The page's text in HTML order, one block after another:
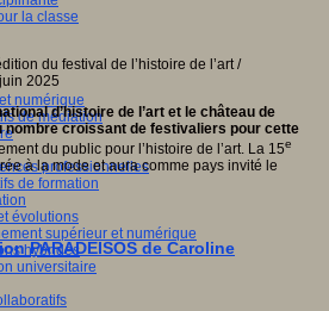
la classe
numérique
de médiation
professionnelles
de formation
évolutions
supérieur et numérique
hybrides
universitaire
d’histoire de l’art et le château de
nombre croissant de festivaliers pour cette
du public pour l’histoire de l’art. La 15e
à la mode et aura comme pays invité le
PARADEISOS de Caroline